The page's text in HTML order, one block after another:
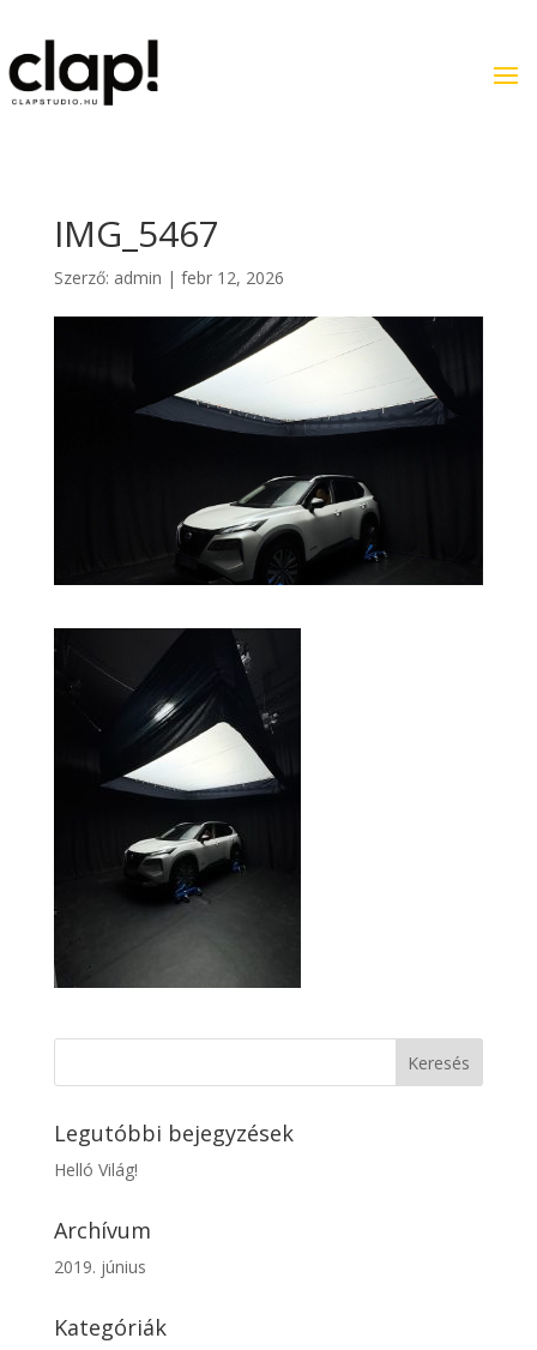
IMG_5467
Szerző: admin | febr 12, 2026
Legutóbbi bejegyzések
Helló Világ!
Archívum
2019. június
Kategóriák